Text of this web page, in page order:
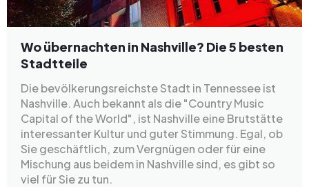
Wo übernachten in Nashville? Die 5 besten
Stadtteile
Die bevölkerungsreichste Stadt in Tennessee ist
Nashville. Auch bekannt als die "Country Music
Capital of the World", ist Nashville eine Brutstätte
interessanter Kultur und guter Stimmung. Egal, ob
Sie geschäftlich, zum Vergnügen oder für eine
Mischung aus beidem in Nashville sind, es gibt so
viel für Sie zu tun.